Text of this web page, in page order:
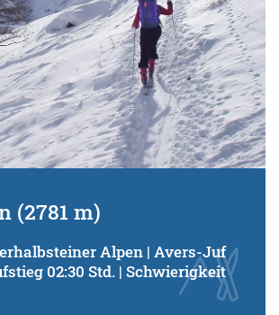
(2781 m)
Alpen | Avers-Juf
02:30 Std. | Schwierigkeit